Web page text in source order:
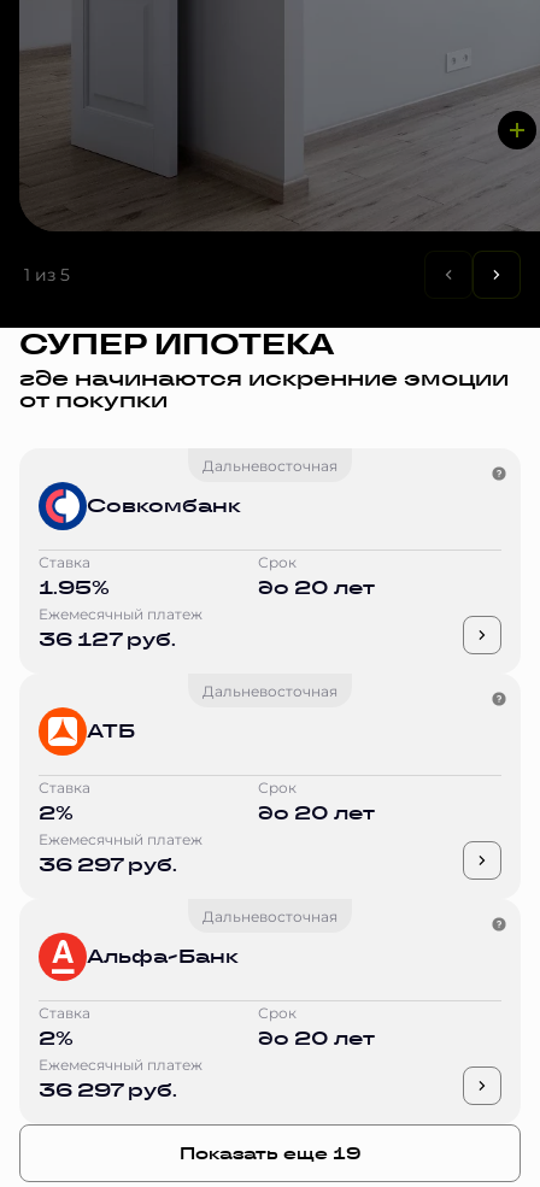
1 из 5
СУПЕР ИПОТЕКА
где начинаются искренние эмоции
от покупки
Дальневосточная
Совкомбанк
Ставка
1.95%
Срок
до 20 лет
Ежемесячный платеж
36 127 руб.
Дальневосточная
АТБ
Ставка
2%
Срок
до 20 лет
Ежемесячный платеж
36 297 руб.
Дальневосточная
Альфа-Банк
Ставка
2%
Срок
до 20 лет
Ежемесячный платеж
36 297 руб.
Показать еще 19